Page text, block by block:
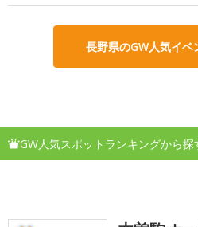
長野県のGW人気イベ
GW人気スポットランキングから探